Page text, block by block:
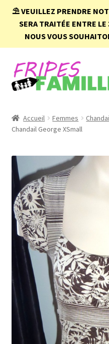
⛱️VEUILLEZ PRENDRE
SERA TRAITÉE ENTRE
NOUS VOUS
Aller
à
la
Aller
au
contenu
Boutique
Conditions d’achat
FAQ
Mon compte
Liste de souhait
Nous contacter
Panier
Commande
Accueil Femmes
Chandail George XSmall